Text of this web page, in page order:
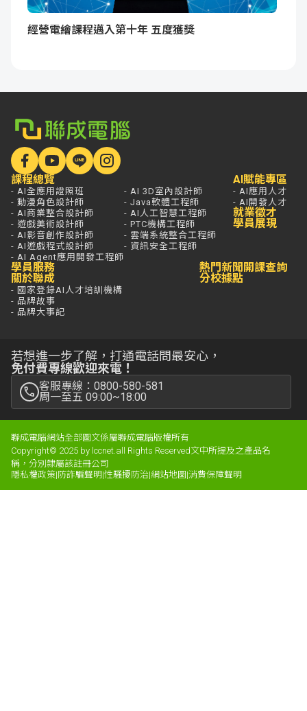
經營電繪課程邁入第十年 五度獲獎
課程總覽
- AI全應用證照班
- 動漫角色設計師
- AI商業整合設計師
- 遊戲美術設計師
- AI影音創作設計師
- AI遊戲程式設計師
- AI Agent應用開發工程師
- AI 3D室內設計師
- Java軟體工程師
- AI人工智慧工程師
- PTC機構工程師
- 雲端系統整合工程師
- 資訊安全工程師
AI賦能專區
- AI應用人才
- AI開發人才
就業徵才
學員展現
學員服務
關於聯成
- 國家登錄AI人才培訓機構
- 品牌故事
- 品牌大事記
熱門新聞
分校據點
開課查詢
若想進一步了解，打通電話問最安心，
免付費專線歡迎來電！
客服專線：0800-580-581
周一至五 09:00~18:00
聯成電腦網站全部圖文係屬聯成電腦版權所有
Copyright© 2025 by lccnet.all Rights Reserved文中所提及之產品名
稱，分別隸屬該註冊公司
隱私權政策|防詐騙聲明|性騷擾防治|網站地圖|消費保障聲明